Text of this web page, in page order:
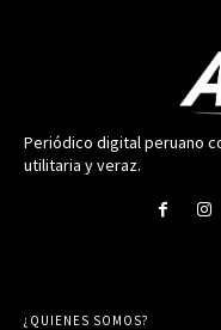
Periódico digital peruano
utilitaria y veraz.
¿QUIENES SOMOS?